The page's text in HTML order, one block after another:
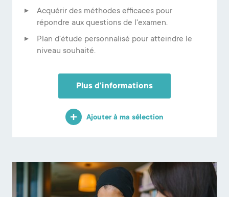
Acquérir des méthodes efficaces pour
répondre aux questions de l'examen.
Plan d'étude personnalisé pour atteindre le
niveau souhaité.
Plus d'informations
Ajouter à ma sélection